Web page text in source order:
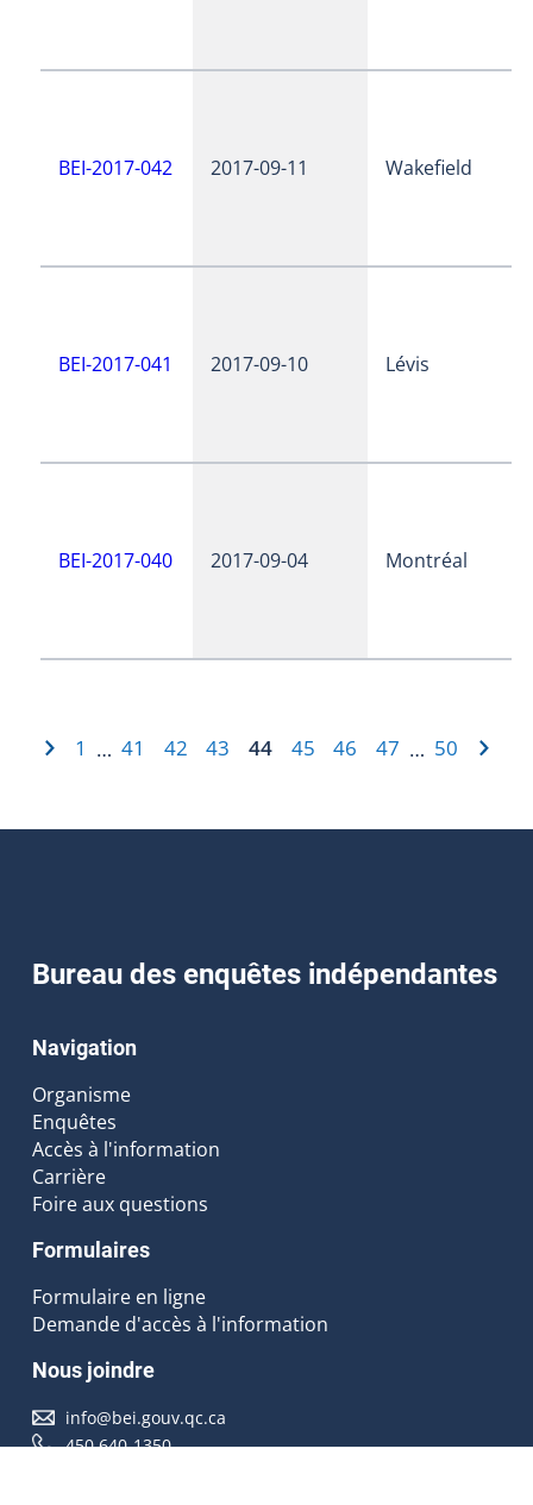
BEI-2017-042 2017-09-11 Wakefield
BEI-2017-041 2017-09-10 Lévis
BEI-2017-040 2017-09-04 Montréal
1 … 41 42 43 44 45 46 47 … 50
Bureau des enquêtes indépendantes
Navigation
Organisme
Enquêtes
Accès à l'information
Carrière
Foire aux questions
Formulaires
Formulaire en ligne
Demande d'accès à l'information
Nous joindre
info@bei.gouv.qc.ca
450 640-1350